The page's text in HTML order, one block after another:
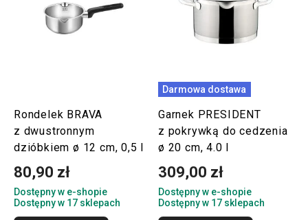
Rondelek BRAVA
z dwustronnym
dzióbkiem ø 12 cm, 0,5 l
80,90 zł
Dostępny w e-shopie
Dostępny w 17 sklepach
Darmowa dostawa
Garnek PRESIDENT
z pokrywką do cedzenia
ø 20 cm, 4.0 l
309,00 zł
Dostępny w e-shopie
Dostępny w 17 sklepach